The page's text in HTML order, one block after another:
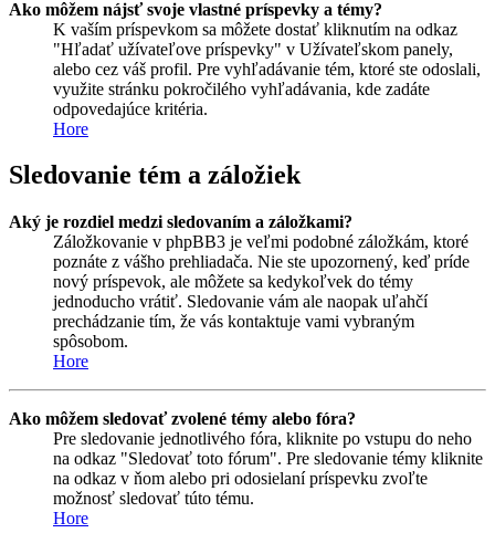
Ako môžem nájsť svoje vlastné príspevky a témy?
K vaším príspevkom sa môžete dostať kliknutím na odkaz
"Hľadať užívateľove príspevky" v Užívateľskom panely,
alebo cez váš profil. Pre vyhľadávanie tém, ktoré ste odoslali,
využite stránku pokročilého vyhľadávania, kde zadáte
odpovedajúce kritéria.
Hore
Sledovanie tém a záložiek
Aký je rozdiel medzi sledovaním a záložkami?
Záložkovanie v phpBB3 je veľmi podobné záložkám, ktoré
poznáte z vášho prehliadača. Nie ste upozornený, keď príde
nový príspevok, ale môžete sa kedykoľvek do témy
jednoducho vrátiť. Sledovanie vám ale naopak uľahčí
prechádzanie tím, že vás kontaktuje vami vybraným
spôsobom.
Hore
Ako môžem sledovať zvolené témy alebo fóra?
Pre sledovanie jednotlivého fóra, kliknite po vstupu do neho
na odkaz "Sledovať toto fórum". Pre sledovanie témy kliknite
na odkaz v ňom alebo pri odosielaní príspevku zvoľte
možnosť sledovať túto tému.
Hore